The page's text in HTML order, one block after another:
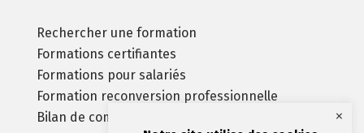
Rechercher une formation
Formations certifiantes
Formations pour salariés
Formation reconversion professionnelle
Bilan de compétences
×